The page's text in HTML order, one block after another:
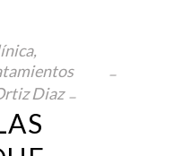
,
Diaz